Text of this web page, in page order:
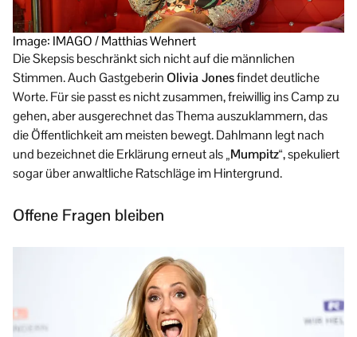
Image: IMAGO / Matthias Wehnert
Die Skepsis beschränkt sich nicht auf die männlichen
Stimmen. Auch Gastgeberin Olivia Jonesfindet deutliche
Worte. Für sie passt es nicht zusammen, freiwillig ins Camp zu
gehen, aber ausgerechnet das Thema auszuklammern, das
die Öffentlichkeit am meisten bewegt. Dahlmann legt nach
und bezeichnet die Erklärung erneut als„Mumpitz“, spekuliert
sogar über anwaltliche Ratschläge im Hintergrund.
Offene Fragen bleiben